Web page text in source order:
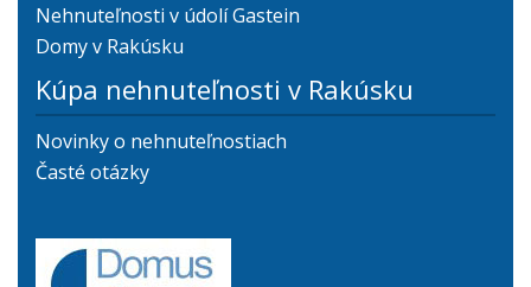
Nehnuteľnosti v údolí Gastein
Domy v Rakúsku
Kúpa nehnuteľnosti v Rakúsku
Novinky o nehnuteľnostiach
Časté otázky